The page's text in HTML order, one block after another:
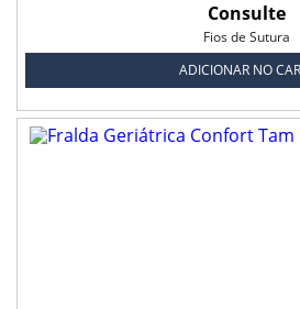
Consulte
Fios de Sutura
ADICIONAR NO